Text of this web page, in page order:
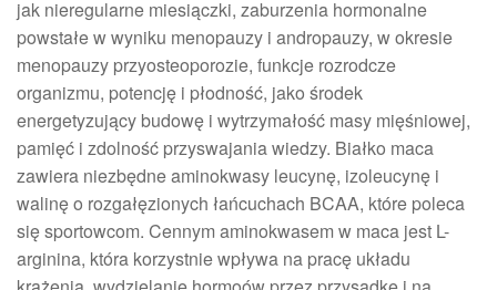
jak nieregularne miesiączki, zaburzenia hormonalne
powstałe w wyniku menopauzy i andropauzy, w okresie
menopauzy przyosteoporozie, funkcje rozrodcze
organizmu, potencję i płodność, jako środek
energetyzujący budowę i wytrzymałość masy mięśniowej,
pamięć i zdolność przyswajania wiedzy. Białko maca
zawiera niezbędne aminokwasy leucynę, izoleucynę i
walinę o rozgałęzionych łańcuchach BCAA, które poleca
się sportowcom. Cennym aminokwasem w maca jest L-
arginina, która korzystnie wpływa na pracę układu